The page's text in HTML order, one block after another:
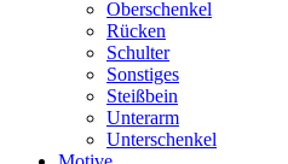
Oberschenkel
Rücken
Schulter
Sonstiges
Steißbein
Unterarm
Unterschenkel